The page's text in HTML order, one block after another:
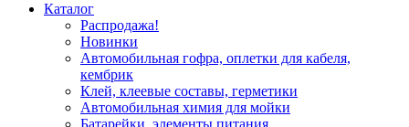
Каталог
Распродажа!
Новинки
Автомобильная гофра, оплетки для кабеля,
кембрик
Клей, клеевые составы, герметики
Автомобильная химия для мойки
Батарейки, элементы питания